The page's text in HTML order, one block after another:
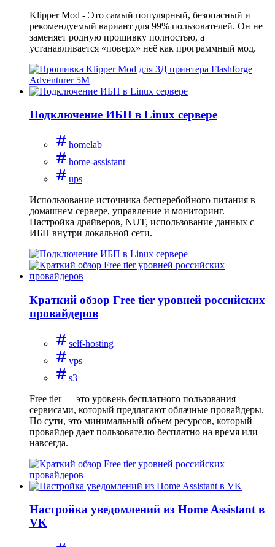
Klipper Mod - Это самый популярный, безопасный и
рекомендуемый вариант для 99% пользователей. Он не
заменяет родную прошивку полностью, а
устанавливается «поверх» неё как программный мод.
Подключение ИБП в Linux сервере
homelab
home-assistant
ups
Использование источника бесперебойного питания в
домашнем сервере, управление и мониторинг.
Настройка драйверов, NUT, использование данных с
ИБП внутри локальной сети.
Краткий обзор Free tier уровней российских
провайдеров
self-hosting
vps
s3
Free tier — это уровень бесплатного пользования
сервисами, который предлагают облачные провайдеры.
По сути, это минимальный объем ресурсов, который
провайдер дает пользователю бесплатно на время или
навсегда.
Настройка уведомлений из Home Assistant в
VK